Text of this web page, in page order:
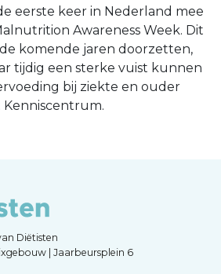
eerste keer in Nederland mee
Awareness Week. Dit
komende jaren doorzetten,
tijdig een sterke vuist kunnen
bij ziekte en ouder
Kenniscentrum.
Diëtisten
| Jaarbeursplein 6